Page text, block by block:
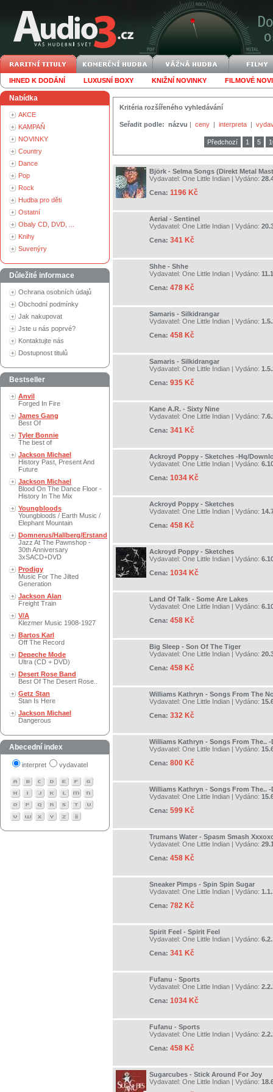
IHNED K DODÁNÍ LUXUSNÍ BOXY KNIŽNÍ NOVINKY FILMOVÉ
Nabídka
AKCE
KAMPAŇ
NOVINKY
Country
Dance
Pop
Rock
Hudba pro děti
Ostatní
Obaly CD, DVD, ...
Knihy
Suvenýry
Důležité informace
Ochrana osobních údajů
Obchodní podmínky
Jak nakupovat
Jste u nás poprvé?
Kontaktujte nás
Dostupnost titulů
Bestseller
Anvil
Forged In Fire
James Gang
Best Of
Tyler Bonnie
The best of
Jackson Michael
History Past, Present And
Future
Jackson Michael
Blood On The Dance Floor -
History In The Mix
Youngbloods
Youngbloods / Earth Music /
Elephant Mountain
Domnerus/Hallberg/Erstand
Jazz At The Pawnshop -
30th Anniversary
3xSACD+DVD
Prodigy
Music For The Jilted
Generation
Jackson Alan
Freight Train
V/A
Klezmer Music 1908-1927
Bartos Karl
Off The Record
Depeche Mode
Ultra (CD + DVD)
Desert Rose Band
Best Of The Desert Rose..
Getz Stan
Stan Is Here
Jackson Michael
Dangerous
Abecední index
interpret vydavatel
Kritéria rozšířeného vyhledávání
Seřadit podle: názvu | ceny | interpreta |
Předchozí 1 5
Björk - Selma Songs (Direkt Metal
Vydavatel: One Little Indian | Vydáno:
Cena: 1196 Kč
Aerial - Sentinel
Vydavatel: One Little Indian | Vydáno:
Cena: 341 Kč
Shhe - Shhe
Vydavatel: One Little Indian | Vydáno:
Cena: 478 Kč
Samaris - Silkidrangar
Vydavatel: One Little Indian | Vydáno:
Cena: 458 Kč
Samaris - Silkidrangar
Vydavatel: One Little Indian | Vydáno:
Cena: 935 Kč
Kane A.R. - Sixty Nine
Vydavatel: One Little Indian | Vydáno:
Cena: 341 Kč
Ackroyd Poppy - Sketches -Hq/
Vydavatel: One Little Indian | Vydáno:
Cena: 1034 Kč
Ackroyd Poppy - Sketches
Vydavatel: One Little Indian | Vydáno:
Cena: 458 Kč
Ackroyd Poppy - Sketches
Vydavatel: One Little Indian | Vydáno:
Cena: 1034 Kč
Land Of Talk - Some Are Lakes
Vydavatel: One Little Indian | Vydáno:
Cena: 458 Kč
Big Sleep - Son Of The Tiger
Vydavatel: One Little Indian | Vydáno:
Cena: 458 Kč
Williams Kathryn - Songs From The
Vydavatel: One Little Indian | Vydáno:
Cena: 332 Kč
Williams Kathryn - Songs From The.. -
Vydavatel: One Little Indian | Vydáno:
Cena: 800 Kč
Williams Kathryn - Songs From The.. -
Vydavatel: One Little Indian | Vydáno:
Cena: 599 Kč
Trumans Water - Spasm Smash
Vydavatel: One Little Indian | Vydáno:
Cena: 458 Kč
Sneaker Pimps - Spin Spin Sugar
Vydavatel: One Little Indian | Vydáno:
Cena: 782 Kč
Spirit Feel - Spirit Feel
Vydavatel: One Little Indian | Vydáno:
Cena: 341 Kč
Fufanu - Sports
Vydavatel: One Little Indian | Vydáno:
Cena: 1034 Kč
Fufanu - Sports
Vydavatel: One Little Indian | Vydáno:
Cena: 458 Kč
Sugarcubes - Stick Around For Joy
Vydavatel: One Little Indian | Vydáno: